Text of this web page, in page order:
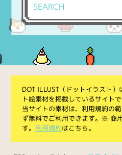
DOT ILLUST（ドットイラスト
ト絵素材を掲載しているサイトで
当サイトの素材は、利用規約の
ず無料でご利用できます。※ 商
す。 利用規約はこちら。